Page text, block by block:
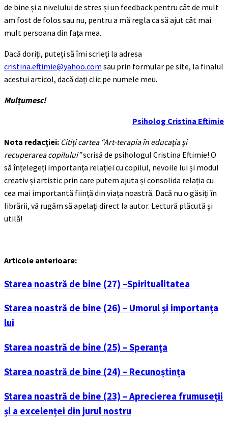
de bine și a nivelului de stres și un feedback pentru cât de mult
am fost de folos sau nu, pentru a mă regla ca să ajut cât mai
mult persoana din fața mea.
Dacă doriți, puteți să îmi scrieți la adresa
cristina.eftimie@yahoo.com sau prin formular pe site, la finalul
acestui articol, dacă dați clic pe numele meu.
Mulțumesc!
Psiholog Cristina Eftimie
Nota redacției: Citiți cartea “Art-terapia în educația și
recuperarea copilului”scrisă de psihologul Cristina Eftimie! O
să înțelegeți importanța relației cu copilul, nevoile lui și modul
creativ și artistic prin care putem ajuta și consolida relația cu
cea mai importantă ființă din viața noastră. Dacă nu o găsiți în
librării, vă rugăm să apelați direct la autor. Lectură plăcută și
utilă!
Articole anterioare:
Starea noastră de bine (27) –Spiritualitatea
Starea noastră de bine (26) – Umorul și importanța
lui
Starea noastră de bine (25) – Speranţa
Starea noastră de bine (24) – Recunoștința
Starea noastră de bine (23) – Aprecierea frumuseții
și a excelenței din jurul nostru